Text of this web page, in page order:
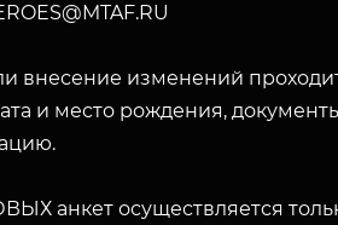
ЗАКРЫТЬ
внесение изменений
и место рождения,
анкет осуществляется